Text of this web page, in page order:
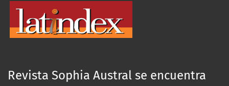
Revista Sophia Austral se encuentra